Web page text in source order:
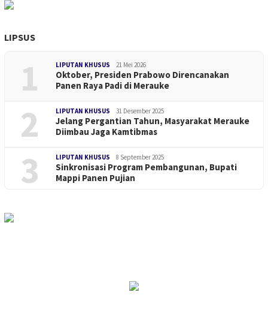
LIPSUS
1 LIPUTAN KHUSUS 21 Mei 2026
Oktober, Presiden Prabowo Direncanakan
Panen Raya Padi di Merauke
2 LIPUTAN KHUSUS 31 Desember 2025
Jelang Pergantian Tahun, Masyarakat Merauke
Diimbau Jaga Kamtibmas
3 LIPUTAN KHUSUS 8 September 2025
Sinkronisasi Program Pembangunan, Bupati
Mappi Panen Pujian